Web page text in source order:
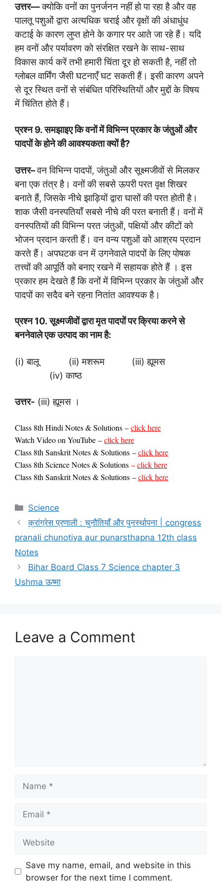
उत्तर—क्योकि वनों का पुनर्जनन नहीं हो पा रहा है और वह
पालतू पशुओं द्वारा अत्यधिक चराई और वृक्षों की अंधाधुंध
कटाई के कारण लुप्त होने के कगार पर आते जा रहे हैं। यदि
हम वनों और पर्यावरण को संरक्षित रखने के साथ-साथ
विकास कार्य करें तभी हमारी चिंता दूर हो सकती है, नहीं तो
ग्लोबल वार्मिंग जैसी घटनाएँ घट सकती हैं। इसी कारण अपने
से दूर स्थित वनों से संबंधित परिस्थितियों और मुद्दों के विषय
में चिंतित होते हैं।
प्रश्न9.समझाइए कि वनों में विभिन्न प्रकार के जंतुओं और
पादपों के होने की आवश्यकता क्यों है?
उत्तर–वन विभिन्न पादपों, जंतुओं और सूक्ष्मजीवों से मिलकर
बना एक तंत्र है। वनों की सबसे ऊपरी परत वृक्ष शिखर
बनाते हैं, जिसके नीचे झाड़ियों द्वारा घासों की परत होती है।
शाक जैसी वनस्पतियाँ सबसे नीचे की परत बनाती हैं। वनों में
वनस्पतियों की विभिन्न परत जंतुओं, पक्षियों और कीटों को
भोजन प्रदान करती हैं। वन वन्य पशुओं को आश्रय प्रदान
करते हैं। अपघटक वन में उगनेवाले पादपों के लिए पोषक
तत्त्वों की आपूर्ति को बनाए रखने में सहायक होते हैं । इस
प्रकार हम देखते हैं कि वनों में विभिन्न प्रकार के जंतुओं और
पादपों का सदैव बने रहना नितांत आवश्यक है।
प्रश्न10.सूक्ष्मजीवों द्वारा मृत पादपों पर क्रिया करने से
बननेवाले एक उत्पाद का नाम है:
(i) बालू (ii) मशरूम (iii) ह्यूमस
(iv) काष्ठ
उत्तर- (iii) ह्यूमस ।
Class 8th Hindi Notes & Solutions –click here
Watch Video on YouTube –click here
Class 8th Sanskrit Notes & Solutions –click here
Class 8th Science Notes & Solutions –click here
Class 8th Sanskrit Notes & Solutions –click here
Categories
Science
क्रांग्रेस प्रणाली : चुनौतियाँ और पुनर्स्‍थापना | congress
pranali chunotiya aur punarsthapna 12th class
Notes
Bihar Board Class 7 Science chapter 3
Ushma ऊष्मा
Leave a Comment
Save my name, email, and website in this
browser for the next time I comment.